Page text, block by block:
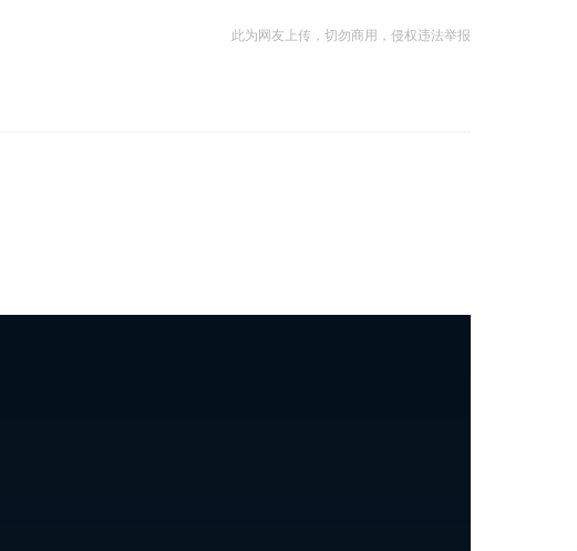
此为网友上传，切勿商用，侵权违法举报